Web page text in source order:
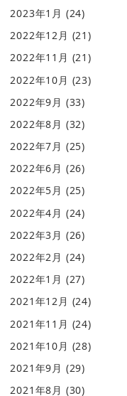
2023年1月 (24)
2022年12月 (21)
2022年11月 (21)
2022年10月 (23)
2022年9月 (33)
2022年8月 (32)
2022年7月 (25)
2022年6月 (26)
2022年5月 (25)
2022年4月 (24)
2022年3月 (26)
2022年2月 (24)
2022年1月 (27)
2021年12月 (24)
2021年11月 (24)
2021年10月 (28)
2021年9月 (29)
2021年8月 (30)